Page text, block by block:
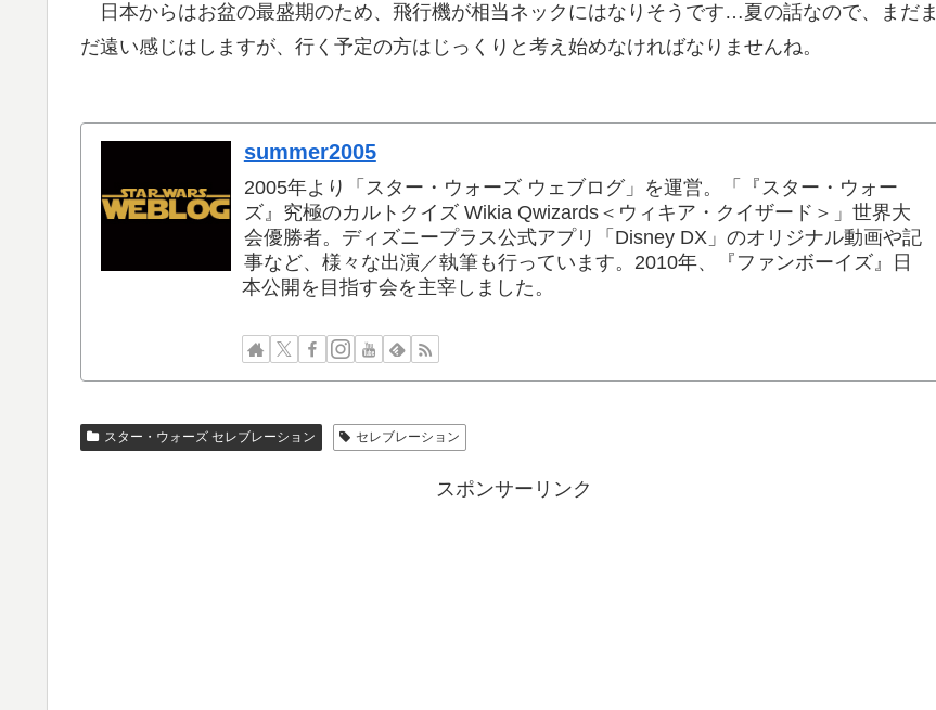
日本からはお盆の最盛期のため、飛行機が相当ネックにはなりそうです…夏の話なので、まだま
だ遠い感じはしますが、行く予定の方はじっくりと考え始めなければなりませんね。
summer2005
2005年より「スター・ウォーズ ウェブログ」を運営。「『スター・ウォー
ズ』究極のカルトクイズ Wikia Qwizards＜ウィキア・クイザード＞」世界大
会優勝者。ディズニープラス公式アプリ「Disney DX」のオリジナル動画や記
事など、様々な出演／執筆も行っています。2010年、『ファンボーイズ』日
本公開を目指す会を主宰しました。
スター・ウォーズ セレブレーション セレブレーション
スポンサーリンク